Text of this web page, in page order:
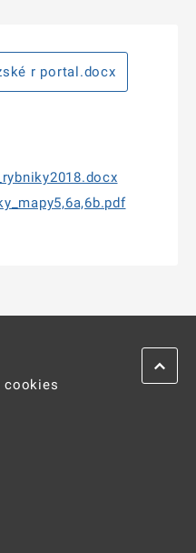
r portal.docx
cookies